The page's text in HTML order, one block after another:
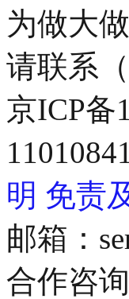
为做大
请联系（
京ICP备
明 免责
邮箱：
合作咨